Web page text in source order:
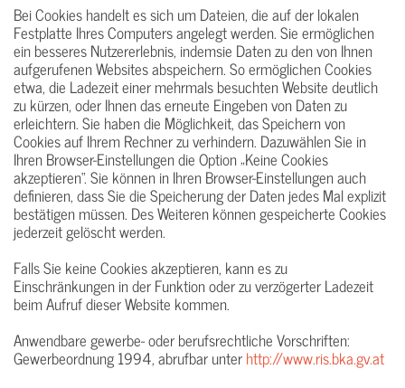
Bei Cookies handelt es sich um Dateien, die auf der lokalen
Festplatte Ihres Computers angelegt werden. Sie ermöglichen
ein besseres Nutzererlebnis, indemsie Daten zu den von Ihnen
aufgerufenen Websites abspeichern. So ermöglichen Cookies
etwa, die Ladezeit einer mehrmals besuchten Website deutlich
zu kürzen, oder Ihnen das erneute Eingeben von Daten zu
erleichtern. Sie haben die Möglichkeit, das Speichern von
Cookies auf Ihrem Rechner zu verhindern. Dazuwählen Sie in
Ihren Browser-Einstellungen die Option „Keine Cookies
akzeptieren“. Sie können in Ihren Browser-Einstellungen auch
definieren, dass Sie die Speicherung der Daten jedes Mal explizit
bestätigen müssen. Des Weiteren können gespeicherte Cookies
jederzeit gelöscht werden.
Falls Sie keine Cookies akzeptieren, kann es zu
Einschränkungen in der Funktion oder zu verzögerter Ladezeit
beim Aufruf dieser Website kommen.
Anwendbare gewerbe- oder berufsrechtliche Vorschriften:
Gewerbeordnung 1994, abrufbar unterhttp://www.ris.bka.gv.at